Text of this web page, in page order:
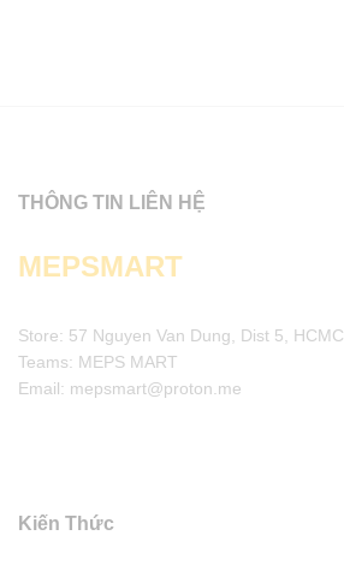
THÔNG TIN LIÊN HỆ
MEPSMART
Store: 57 Nguyen Van Dung, Dist 5, HCMC.
Teams: MEPS MART
Email: mepsmart@proton.me
Kiến Thức